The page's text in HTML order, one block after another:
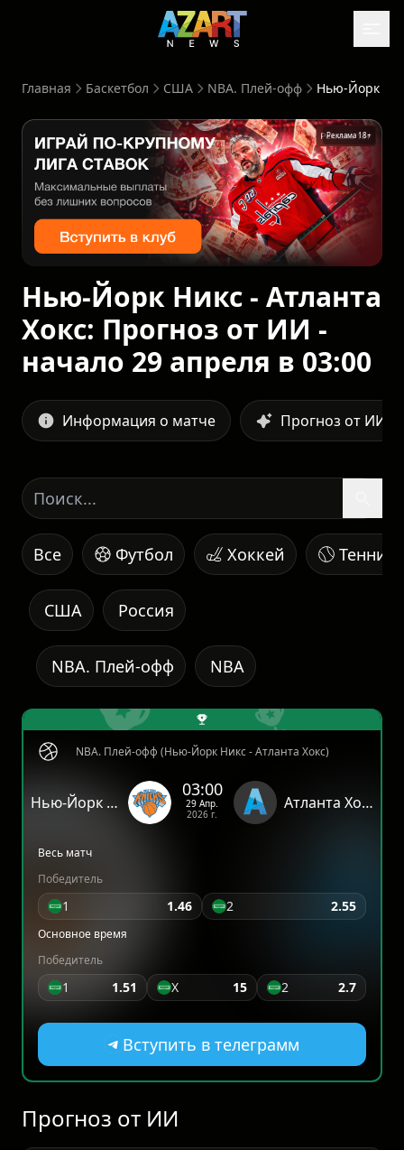
Главная Баскетбол США NBA. Плей-офф
Реклама 18+
Нью-Йорк Никс - Атланта
Хокс: Прогноз от ИИ -
начало 29 апреля в 03:00
Информация о матче Прогноз от ИИ
Все Футбол Хоккей Теннис
Россия
США
NBA
NBA. Плей-офф
NBA. Плей-офф (Нью-Йорк Никс - Атланта Хокс)
Нью-Йорк Никс
03:00
29 Апр.
2026 г.
Атланта Хокс
Весь матч
Победитель
1 1.46 2 2.55
Основное время
Победитель
1 1.51 X 15 2 2.7
Вступить в телеграмм
Прогноз от ИИ